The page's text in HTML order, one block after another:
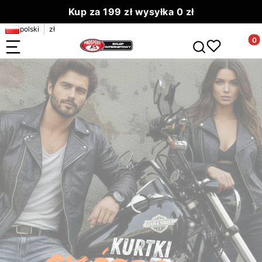
Kup za 199 zł wysyłka 0 zł
polski zł
Otwórz